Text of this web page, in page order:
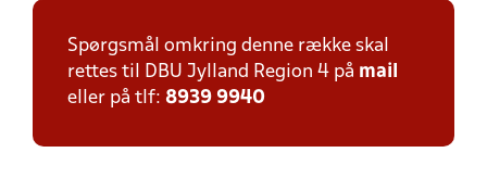
Spørgsmål omkring denne række skal
rettes til DBU Jylland Region 4 på mail
eller på tlf: 8939 9940